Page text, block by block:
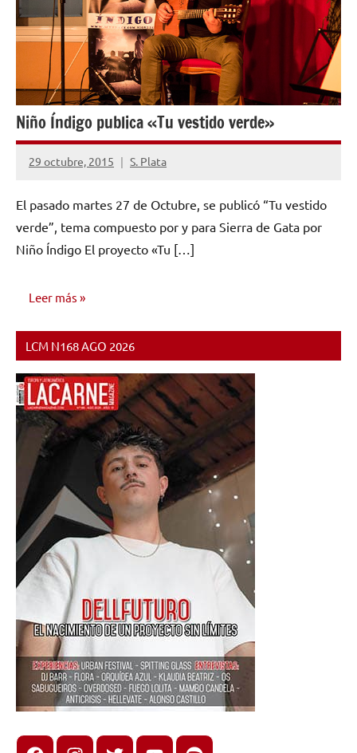
Niño Índigo publica «Tu vestido verde»
29 octubre, 2015 S. Plata
No
comentarios
El pasado martes 27 de Octubre, se publicó “Tu vestido
verde”, tema compuesto por y para Sierra de Gata por
Niño Índigo El proyecto «Tu […]
Leer más
NOTICIAS
LCM N168 AGO 2026